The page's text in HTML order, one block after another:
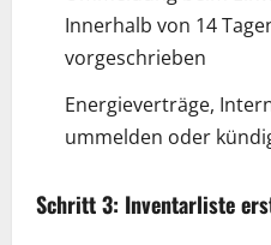
Innerhalb von 14
vorgeschrieben
Energieverträge,
ummelden oder
Schritt 3: Inventarliste